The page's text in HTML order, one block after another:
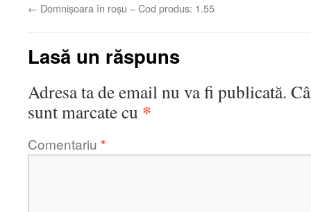
← Domnișoara în roșu – Cod produs: 1.55
Lasă un răspuns
Adresa ta de email nu va fi publicată.
sunt marcate cu *
Comentariu *